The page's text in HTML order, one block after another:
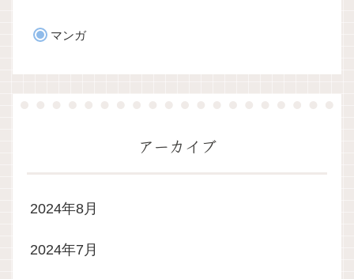
マンガ
アーカイブ
2024年8月
2024年7月